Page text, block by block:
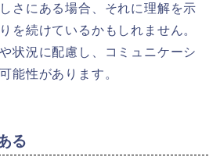
さにある場合、それに理解を示
を続けているかもしれません。
状況に配慮し、コミュニケーシ
能性があります。
る